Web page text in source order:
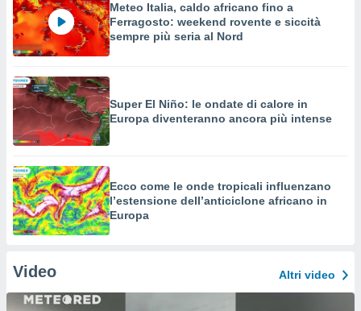
Meteo Italia, caldo africano fino a
Ferragosto: weekend rovente e siccità
sempre più seria al Nord
Super El Niño: le ondate di calore in
Europa diventeranno ancora più intense
Ecco come le onde tropicali influenzano
l’estensione dell’anticiclone africano in
Europa
Video Altri video